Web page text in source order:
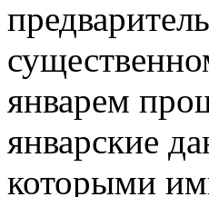
январем
январские
которыми